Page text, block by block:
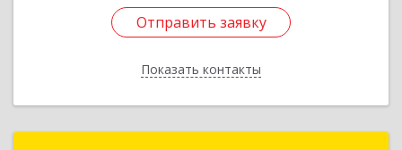
Отправить заявку
Показать контакты
Отправить заявку
Назад